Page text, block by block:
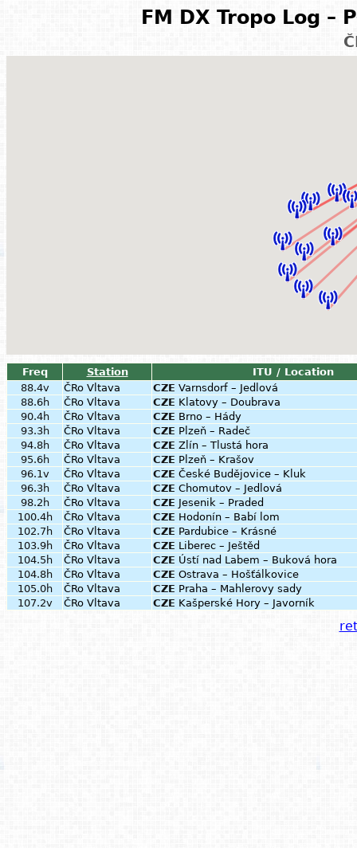
FM DX Tropo Log –
Freq Station
ITU / Location
88.4v
ČRo Vltava CZE Varnsdorf – Jedlová
88.6h
ČRo Vltava CZE Klatovy – Doubrava
90.4h
ČRo Vltava CZE Brno – Hády
93.3h
ČRo Vltava CZE Plzeň – Radeč
94.8h
ČRo Vltava CZE Zlín – Tlustá hora
95.6h
ČRo Vltava CZE Plzeň – Krašov
96.1v
ČRo Vltava CZE České Budějovice – Kluk
96.3h
ČRo Vltava CZE Chomutov – Jedlová
98.2h
ČRo Vltava CZE Jesenik – Praded
100.4h
ČRo Vltava CZE Hodonín – Babí lom
102.7h
ČRo Vltava CZE Pardubice – Krásné
103.9h
ČRo Vltava CZE Liberec – Ještěd
104.5h
ČRo Vltava CZE Ústí nad Labem – Buková hora
104.8h
ČRo Vltava CZE Ostrava – Hošťálkovice
105.0h
ČRo Vltava CZE Praha – Mahlerovy sady
107.2v
ČRo Vltava CZE Kašperské Hory – Javorník